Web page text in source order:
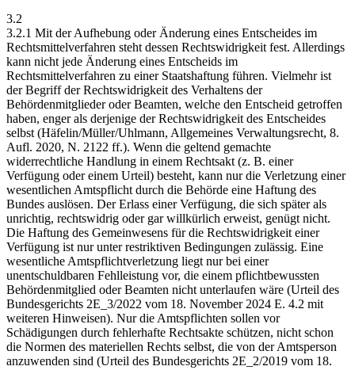
3.2
3.2.1 Mit der Aufhebung oder Änderung eines Entscheides im
Rechtsmittelverfahren steht dessen Rechtswidrigkeit fest. Allerdings
kann nicht jede Änderung eines Entscheids im
Rechtsmittelverfahren zu einer Staatshaftung führen. Vielmehr ist
der Begriff der Rechtswidrigkeit des Verhaltens der
Behördenmitglieder oder Beamten, welche den Entscheid getroffen
haben, enger als derjenige der Rechtswidrigkeit des Entscheides
selbst (Häfelin/Müller/Uhlmann, Allgemeines Verwaltungsrecht, 8.
Aufl. 2020, N. 2122 ff.). Wenn die geltend gemachte
widerrechtliche Handlung in einem Rechtsakt (z. B. einer
Verfügung oder einem Urteil) besteht, kann nur die Verletzung einer
wesentlichen Amtspflicht durch die Behörde eine Haftung des
Bundes auslösen. Der Erlass einer Verfügung, die sich später als
unrichtig, rechtswidrig oder gar willkürlich erweist, genügt nicht.
Die Haftung des Gemeinwesens für die Rechtswidrigkeit einer
Verfügung ist nur unter restriktiven Bedingungen zulässig. Eine
wesentliche Amtspflichtverletzung liegt nur bei einer
unentschuldbaren Fehlleistung vor, die einem pflichtbewussten
Behördenmitglied oder Beamten nicht unterlaufen wäre (Urteil des
Bundesgerichts 2E_3/2022 vom 18. November 2024 E. 4.2 mit
weiteren Hinweisen). Nur die Amtspflichten sollen vor
Schädigungen durch fehlerhafte Rechtsakte schützen, nicht schon
die Normen des materiellen Rechts selbst, die von der Amtsperson
anzuwenden sind (Urteil des Bundesgerichts 2E_2/2019 vom 18.